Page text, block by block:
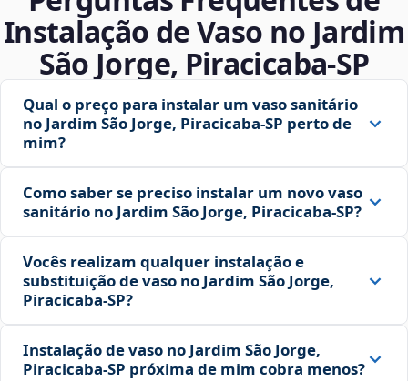
Instalação de Vaso no Jardim
São Jorge, Piracicaba‑SP
Qual o preço para instalar um vaso sanitário
no Jardim São Jorge, Piracicaba‑SP perto de
mim?
Como saber se preciso instalar um novo vaso
sanitário no Jardim São Jorge, Piracicaba‑SP?
Vocês realizam qualquer instalação e
substituição de vaso no Jardim São Jorge,
Piracicaba‑SP?
Instalação de vaso no Jardim São Jorge,
Piracicaba‑SP próxima de mim cobra menos?